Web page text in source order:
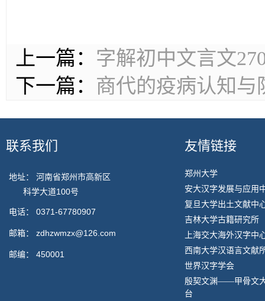
上一篇： 字解初中文言文
下一篇： 商代的疫病认知与
联系我们
地址： 河南省郑州市高新区
科学大道100号
电话： 0371-67780907
邮箱： zdhzwmzx@126.com
邮编： 450001
友情链接
郑州大学
安大汉字发展与应用
复旦大学出土文献中
吉林大学古籍研究所
上海交大海外汉字中
西南大学汉语言文献
世界汉字学会
殷契文渊——甲骨文
台